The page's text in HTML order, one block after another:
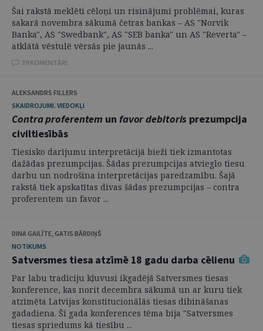
Šai rakstā meklēti cēloņi un risinājumi problēmai, kuras
sakarā novembra sākumā četras bankas – AS "Norvik
Banka", AS "Swedbank", AS "SEB banka" un AS "Reverta" –
atklātā vēstulē vērsās pie jaunās ...
39 KOMENTĀRI
ALEKSANDRS FILLERS
SKAIDROJUMI. VIEDOKĻI
Contra proferentem un favor debitoris prezumpcija
civiltiesībās
Tiesisko darījumu interpretācijā bieži tiek izmantotas
dažādas prezumpcijas. Šādas prezumpcijas atvieglo tiesu
darbu un nodrošina interpretācijas paredzamību. Šajā
rakstā tiek apskatītas divas šādas prezumpcijas – contra
proferentem un favor ...
DINA GAILĪTE, GATIS BĀRDIŅŠ
NOTIKUMS
Satversmes tiesa atzīmē 18 gadu darba cēlienu
Par labu tradīciju kļuvusi ikgadējā Satversmes tiesas
konference, kas norit decembra sākumā un ar kuru tiek
atzīmēta Latvijas konstitucionālās tiesas dibināšanas
gadadiena. Šī gada konferences tēma bija "Satversmes
tiesas spriedums kā tiesību ...